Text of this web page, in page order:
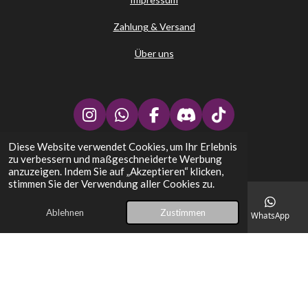
Diese Website verwendet Cookies, um Ihr Erlebnis
zu verbessern und maßgeschneiderte Werbung
anzuzeigen. Indem Sie auf „Akzeptieren“ klicken,
stimmen Sie der Verwendung aller Cookies zu.
Ablehnen Zustimmen
Zahlung & Versand
Über uns
I
n
s
t
a
W
h
a
t
s
A
p
F
a
c
e
b
o
k
D
i
s
c
o
r
d
T
i
k
T
o
k
↑
Stephans Kartenplatz - TCG Trading Card Games
E-Mail Telefon Karte Facebook WhatsApp